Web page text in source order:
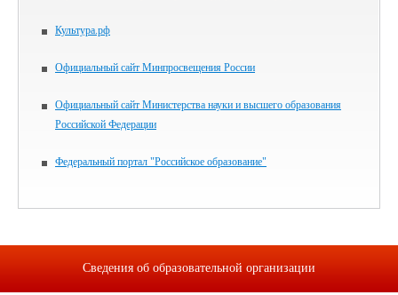
Культура.рф
Официальный сайт Минпросвещения России
Официальный сайт Министерства науки и высшего образования
Российской Федерации
Федеральный портал "Российское образование"
Сведения об образовательной организации